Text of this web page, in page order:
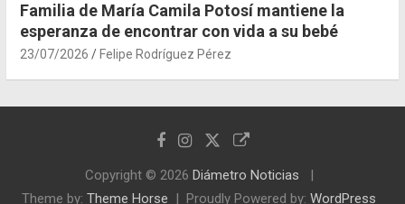
Familia de María Camila Potosí mantiene la
esperanza de encontrar con vida a su bebé
23/07/2026 Felipe Rodríguez Pérez
Copyright © 2026 Diámetro Noticias
Theme by: Theme Horse Proudly Powered by: WordPress